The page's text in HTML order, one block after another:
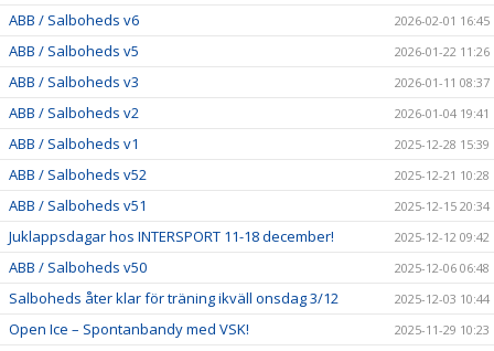
ABB / Salboheds v6 2026-02-01 16:45
ABB / Salboheds v5 2026-01-22 11:26
ABB / Salboheds v3 2026-01-11 08:37
ABB / Salboheds v2 2026-01-04 19:41
ABB / Salboheds v1 2025-12-28 15:39
ABB / Salboheds v52 2025-12-21 10:28
ABB / Salboheds v51 2025-12-15 20:34
Juklappsdagar hos INTERSPORT 11-18 december! 2025-12-12 09:42
ABB / Salboheds v50 2025-12-06 06:48
Salboheds åter klar för träning ikväll onsdag 3/12 2025-12-03 10:44
Open Ice – Spontanbandy med VSK! 2025-11-29 10:23